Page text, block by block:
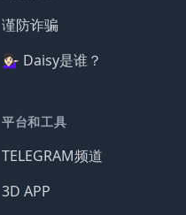
谨防诈骗
💁🏻‍♀️ Daisy是谁？
平台和工具
TELEGRAM频道
3D APP